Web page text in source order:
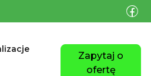
Zapytaj o
ofertę